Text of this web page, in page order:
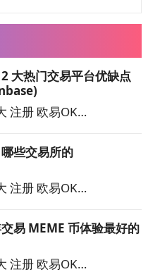
大热门交易平台优缺点
注册 欧易OK…
些交易所的
注册 欧易OK…
易 MEME 币体验最好的
注册 欧易OK…